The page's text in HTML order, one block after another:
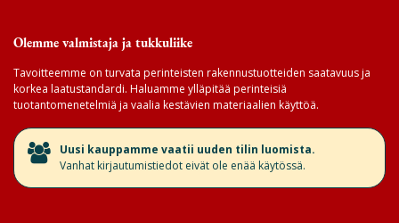
Olemme valmistaja ja tukkuliike
Tavoitteemme on turvata perinteisten rakennustuotteiden saatavuus ja
korkea laatustandardi. Haluamme ylläpitää perinteisiä
tuotantomenetelmiä ja vaalia kestävien materiaalien käyttöä.
​Uusi kauppamme vaatii uuden tilin luomista.
Vanhat kirjautumistiedot eivät ole enää käytössä.